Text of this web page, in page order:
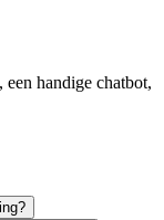
handige chatbot,